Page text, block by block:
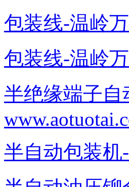
包装线-温岭
包装线-温岭
半绝缘端子
半自动包装机